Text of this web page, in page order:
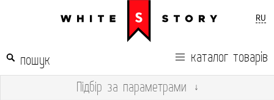
RU
каталог товарів
Підбір за параметрами ↓